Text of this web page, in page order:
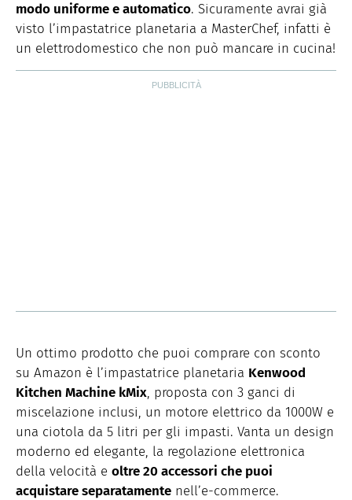
modo uniforme e automatico. Sicuramente avrai già
visto l’impastatrice planetaria a MasterChef, infatti è
un elettrodomestico che non può mancare in cucina!
Un ottimo prodotto che puoi comprare con sconto
su Amazon è l’impastatrice planetaria Kenwood
Kitchen Machine kMix, proposta con 3 ganci di
miscelazione inclusi, un motore elettrico da 1000W e
una ciotola da 5 litri per gli impasti. Vanta un design
moderno ed elegante, la regolazione elettronica
della velocità e oltre 20 accessori che puoi
acquistare separatamente nell’e-commerce.